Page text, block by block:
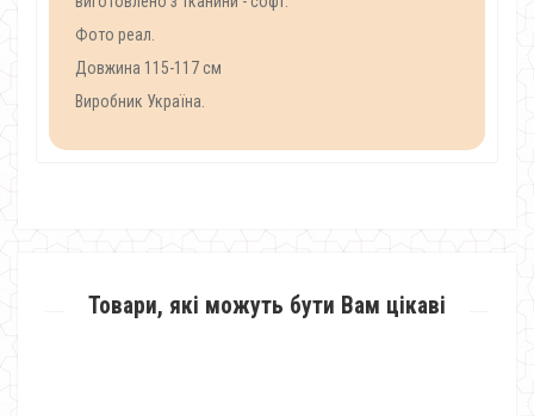
Фото реал.
Довжина 115-117 см
Виробник Україна.
Товари, які можуть бути Вам цікаві